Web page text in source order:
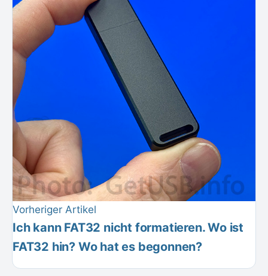
Vorheriger Artikel
Ich kann FAT32 nicht formatieren. Wo ist
FAT32 hin? Wo hat es begonnen?